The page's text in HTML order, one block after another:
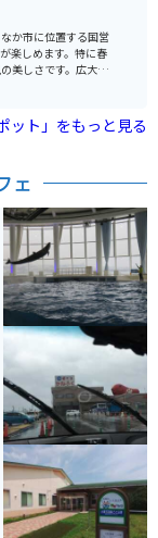
か市に位置する国営
楽しめます。特に春
美しさです。広大な
万本の青いネモフ
ァンタジーの世界の
などを目的に訪れる
ーリングをするとき
もいいでしょう。
ット」をもっと見る
ェ